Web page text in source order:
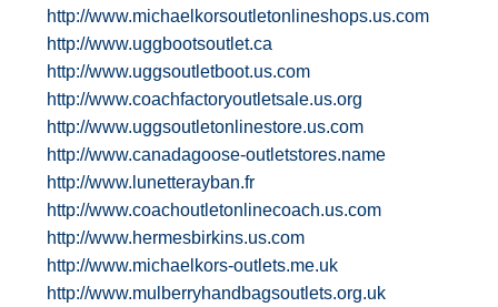
http://www.michaelkorsoutletonlineshops.us.com
http://www.uggbootsoutlet.ca
http://www.uggsoutletboot.us.com
http://www.coachfactoryoutletsale.us.org
http://www.uggsoutletonlinestore.us.com
http://www.canadagoose-outletstores.name
http://www.lunetterayban.fr
http://www.coachoutletonlinecoach.us.com
http://www.hermesbirkins.us.com
http://www.michaelkors-outlets.me.uk
http://www.mulberryhandbagsoutlets.org.uk